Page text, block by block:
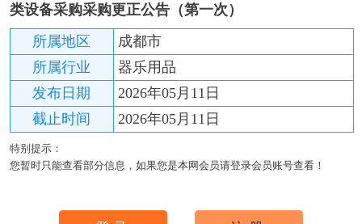
内江市
乐山市 自贡市 泸州市 宜宾市
达州市
资阳市 眉山市 雅安市 阿坝州 甘孜州 凉山州
类设备采购采购更正公告（第一次）
所属地区
成都市
所属行业
器乐用品
发布日期
2026年05月11日
截止时间
2026年05月11日
特别提示：
您暂时只能查看部分信息，如果您是本网会员请登录会员账号查看！